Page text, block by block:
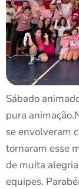
Sábado
pura
se envolveram
tornaram esse
de muita
equipes.